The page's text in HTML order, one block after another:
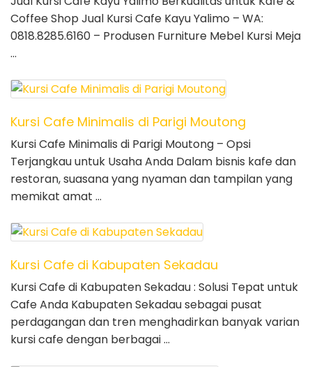
Coffee Shop Jual Kursi Cafe Kayu Yalimo – WA:
0818.8285.6160 – Produsen Furniture Mebel Kursi Meja
…
Kursi Cafe Minimalis di Parigi Moutong
Kursi Cafe Minimalis di Parigi Moutong – Opsi
Terjangkau untuk Usaha Anda Dalam bisnis kafe dan
restoran, suasana yang nyaman dan tampilan yang
memikat amat …
Kursi Cafe di Kabupaten Sekadau
Kursi Cafe di Kabupaten Sekadau : Solusi Tepat untuk
Cafe Anda Kabupaten Sekadau sebagai pusat
perdagangan dan tren menghadirkan banyak varian
kursi cafe dengan berbagai …